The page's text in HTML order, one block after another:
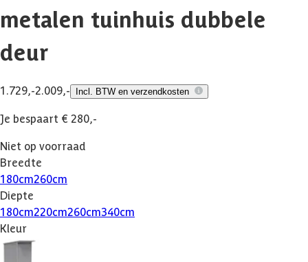
metalen tuinhuis dubbele
deur
1.729,-2.009,- Incl. BTW en verzendkosten
Je bespaart € 280,-
Niet op voorraad
Breedte
180cm260cm
Diepte
180cm220cm260cm340cm
Kleur